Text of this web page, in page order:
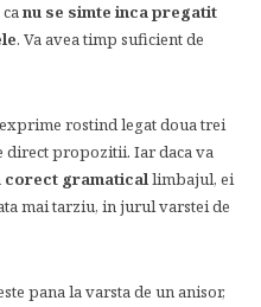
nu se simte inca pregatit
. Va avea timp suficient de
rostind legat doua trei
direct propozitii. Iar daca va
corect gramaticallimbajul, ei
mai tarziu, in jurul varstei de
pana la varsta de un anisor,